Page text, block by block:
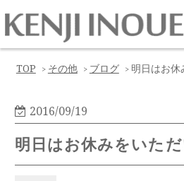
Q&A
Menu
TOP > その他 > ブログ > 明日はお休
2016/09/19
明日はお休みをいただ